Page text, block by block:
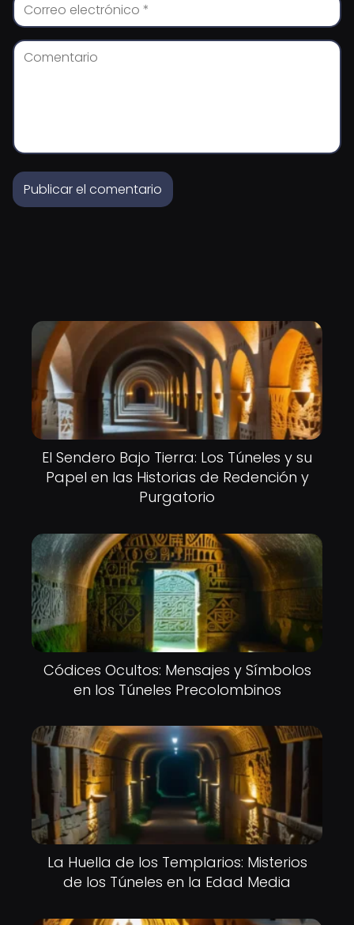
El Sendero Bajo Tierra: Los Túneles y su
Papel en las Historias de Redención y
Purgatorio
Códices Ocultos: Mensajes y Símbolos
en los Túneles Precolombinos
La Huella de los Templarios: Misterios
de los Túneles en la Edad Media